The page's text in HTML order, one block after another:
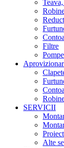
Filtre
SERVICII
Alte